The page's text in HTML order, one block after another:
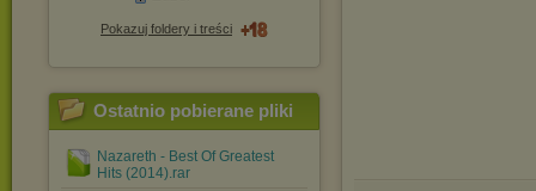
Pokazuj foldery i treści
Ostatnio pobierane pliki
Nazareth - Best Of Greatest
Hits (2014).rar